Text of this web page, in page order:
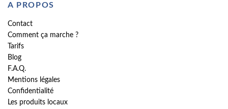
A PROPOS
Contact
Comment ça marche ?
Tarifs
Blog
F.A.Q.
Mentions légales
Confidentialité
Les produits locaux